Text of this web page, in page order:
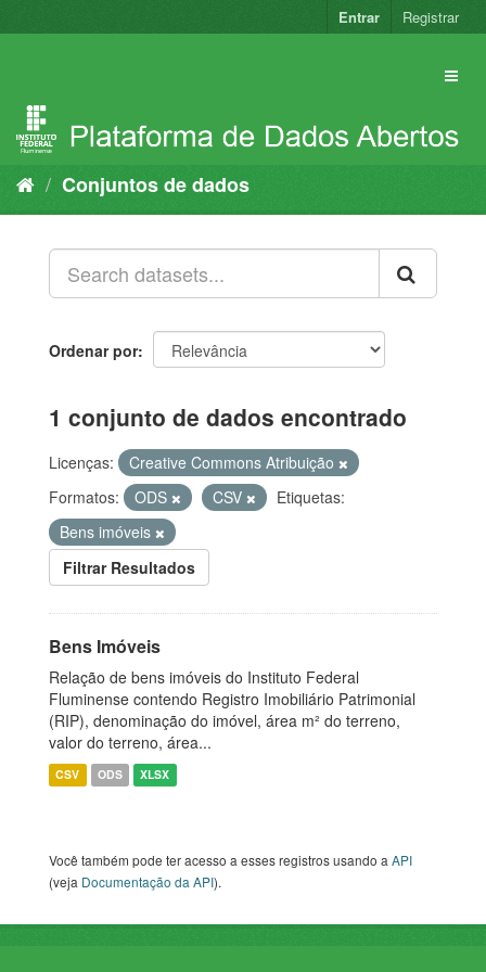
para
Entrar Registrar
Conjuntos de dados
Ordenar por
1 conjunto de dados encontrado
Licenças:
Creative Commons Atribuição
Formatos:
ODS CSV
Etiquetas:
Bens imóveis
Filtrar Resultados
Bens Imóveis
Relação de bens imóveis do Instituto Federal
Fluminense contendo Registro Imobiliário Patrimonial
(RIP), denominação do imóvel, área m² do terreno,
valor do terreno, área...
CSV ODS XLSX
Você também pode ter acesso a esses registros usando aAPI
(veja Documentação da API).